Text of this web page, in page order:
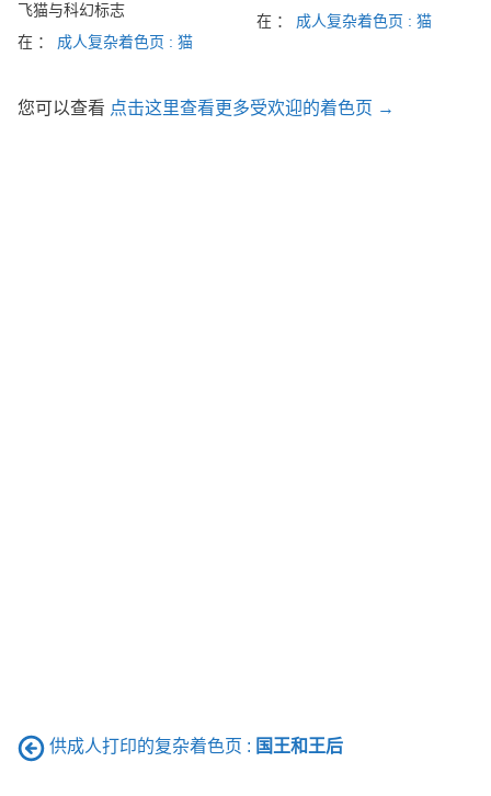
飞猫与科幻标志
在 ： 成人复杂着色页 : 猫
在 ： 成人复杂着色页 : 猫
您可以查看 点击这里查看更多受欢迎的着色页 →
供成人打印的复杂着色页 : 国王和王后